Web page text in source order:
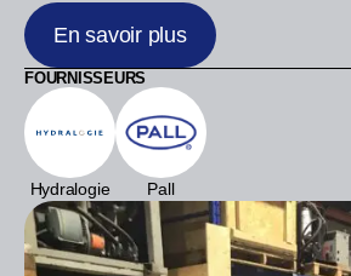
En savoir plus
FOURNISSEURS
Hydralogie Pall